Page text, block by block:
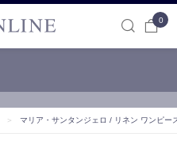
0
＞ マリア・サンタンジェロ / リネン ワンピー